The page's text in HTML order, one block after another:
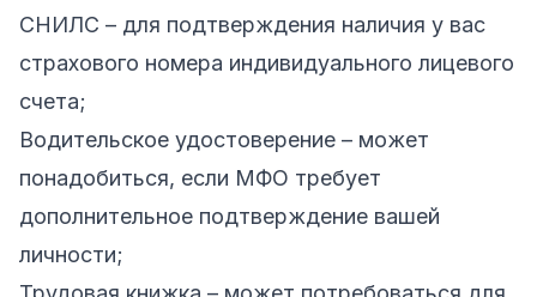
СНИЛС – для подтверждения наличия у вас
страхового номера индивидуального лицевого
счета;
Водительское удостоверение – может
понадобиться, если МФО требует
дополнительное подтверждение вашей
личности;